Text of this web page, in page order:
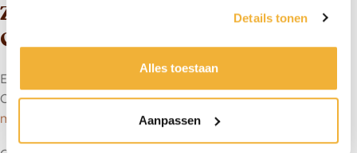
Details tonen
Alles toestaan
Aanpassen
Zakelijk bestellen voor
Complimentendag
Een onverwacht pakketje op de deurmat is precies wat
Complimentendag zo leuk maakt. Verras jecollega’sof
medewerkers
op een bijzondere manier.